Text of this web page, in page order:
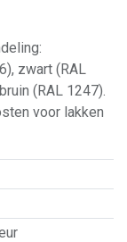
zwart (RAL
(RAL 1247).
voor lakken